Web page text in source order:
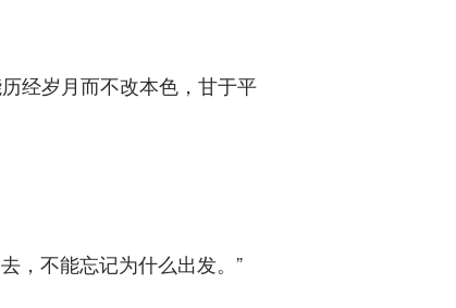
经岁月而不改本色，甘于平
，不能忘记为什么出发。”